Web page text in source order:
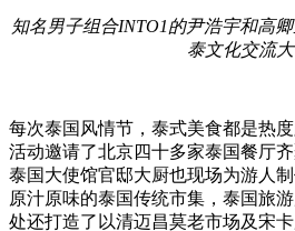
知名男子组合INTO1的尹浩宇和高
泰文化交流
每次泰国风情节，泰式美食都是热
活动邀请了北京四十多家泰国餐厅
泰国大使馆官邸大厨也现场为游人
原汁原味的泰国传统市集，泰国旅
处还打造了以清迈昌莫老市场及宋